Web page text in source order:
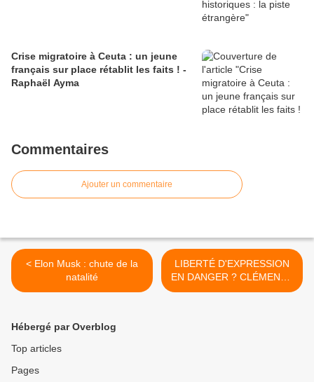
Crise migratoire à Ceuta : un jeune
français sur place rétablit les faits ! -
Raphaël Ayma
Commentaires
Ajouter un commentaire
< Elon Musk : chute de la
natalité
LIBERTÉ D'EXPRESSION
EN DANGER ? CLÉMENCE
HOUDIAKOVA SORT LA
Hébergé par Overblog
Top articles
Pages